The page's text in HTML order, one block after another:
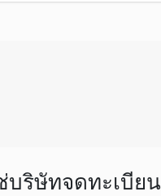
ริษัทจดทะเบียน